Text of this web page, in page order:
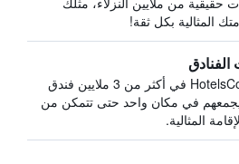
المثالية بكل ثقة!
يبحث HotelsCombined في أكثر من 3 ملايين فندق
في مكان واحد حتى تتمكن من
المثالية.